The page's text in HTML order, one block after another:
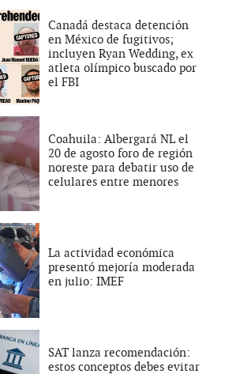
Canadá destaca detención
en México de fugitivos;
incluyen Ryan Wedding, ex
atleta olímpico buscado por
el FBI
Coahuila: Albergará NL el
20 de agosto foro de región
noreste para debatir uso de
celulares entre menores
La actividad económica
presentó mejoría moderada
en julio: IMEF
SAT lanza recomendación:
estos conceptos debes evitar